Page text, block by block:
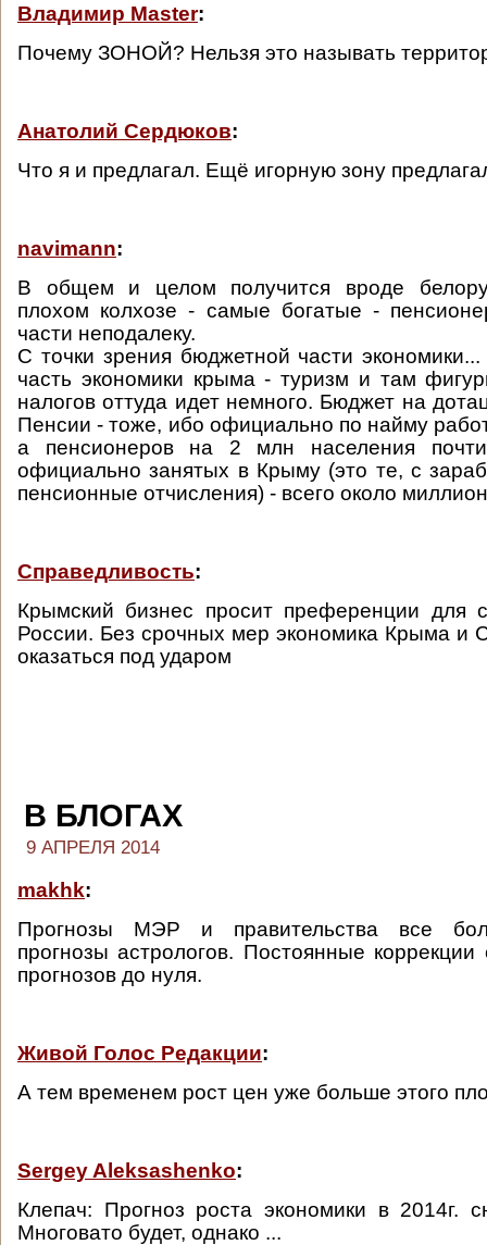
Владимир Master:
Почему ЗОНОЙ? Нельзя это называть
Анатолий Сердюков:
Что я и предлагал. Ещё игорную зону
navimann:
В общем и целом получится вроде
плохом колхозе - самые богатые -
части неподалеку.
С точки зрения бюджетной части экономики...
часть экономики крыма - туризм и там
налогов оттуда идет немного. Бюджет на
Пенсии - тоже, ибо официально по найму
а пенсионеров на 2 млн населения
официально занятых в Крыму (это те, с
пенсионные отчисления) - всего около
Справедливость:
Крымский бизнес просит преференции для
России. Без срочных мер экономика Крыма и
оказаться под ударом
В БЛОГАХ
9 АПРЕЛЯ 2014
makhk:
Прогнозы МЭР и правительства все
прогнозы астрологов. Постоянные
прогнозов до нуля.
Живой Голос Редакции:
А тем временем рост цен уже больше этого
Sergey Aleksashenko:
Клепач: Прогноз роста экономики в
Многовато будет, однако ...